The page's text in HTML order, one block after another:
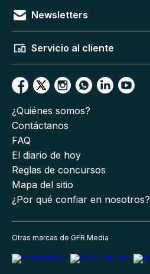
Newsletters
Servicio al cliente
¿Quiénes somos?
Contáctanos
FAQ
El diario de hoy
Reglas de concursos
Mapa del sitio
¿Por qué confiar en nosotros?
Otras marcas de GFR Media